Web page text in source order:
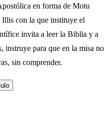
en forma de Motu
con la que instituye el
invita a leer la Biblia y a
instruye para que en la misa no
sin comprender.